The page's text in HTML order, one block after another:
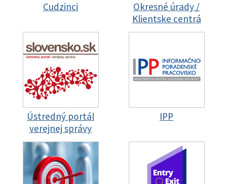
Cudzinci
Okresné úrady /
Klientske centrá
Ústredný portál
verejnej správy
IPP